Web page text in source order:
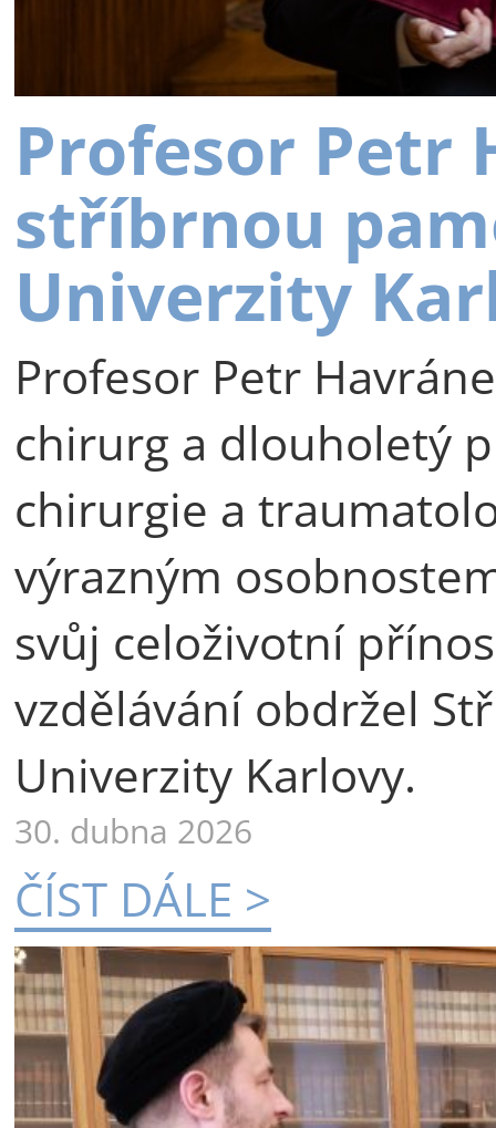
Profesor Petr
stříbrnou
Univerzity
Profesor Petr
chirurg a dlouholetý
chirurgie a
výrazným
svůj celoživotní
vzdělávání obdržel
Univerzity Karlovy.
30. dubna 2026
ČÍST DÁLE >